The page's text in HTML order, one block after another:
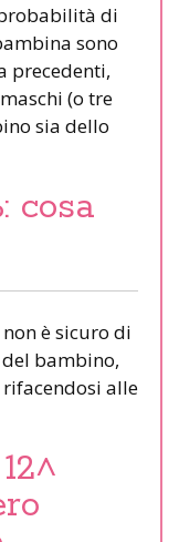
di
sono
precedenti,
(o tre
sia dello
cosa
è sicuro di
del bambino,
alle